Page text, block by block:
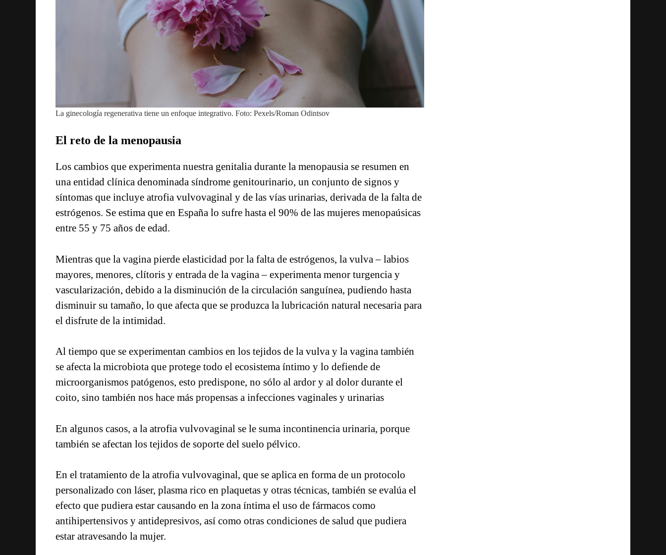
La ginecología regenerativa tiene un enfoque integrativo. Foto: Pexels/Roman Odintsov
El reto de la menopausia
Los cambios que experimenta nuestra genitalia durante la menopausia se resumen en
una entidad clínica denominada síndrome genitourinario, un conjunto de signos y
síntomas que incluye atrofia vulvovaginal y de las vías urinarias, derivada de la falta de
estrógenos. Se estima que en España lo sufre hasta el 90% de las mujeres menopaúsicas
entre 55 y 75 años de edad.
Mientras que la vagina pierde elasticidad por la falta de estrógenos, la vulva – labios
mayores, menores, clítoris y entrada de la vagina – experimenta menor turgencia y
vascularización, debido a la disminución de la circulación sanguínea, pudiendo hasta
disminuir su tamaño, lo que afecta que se produzca la lubricación natural necesaria para
el disfrute de la intimidad.
Al tiempo que se experimentan cambios en los tejidos de la vulva y la vagina también
se afecta la microbiota que protege todo el ecosistema íntimo y lo defiende de
microorganismos patógenos, esto predispone, no sólo al ardor y al dolor durante el
coito, sino también nos hace más propensas a infecciones vaginales y urinarias
En algunos casos, a la atrofia vulvovaginal se le suma incontinencia urinaria, porque
también se afectan los tejidos de soporte del suelo pélvico.
En el tratamiento de la atrofia vulvovaginal, que se aplica en forma de un protocolo
personalizado con láser, plasma rico en plaquetas y otras técnicas, también se evalúa el
efecto que pudiera estar causando en la zona íntima el uso de fármacos como
antihipertensivos y antidepresivos, así como otras condiciones de salud que pudiera
estar atravesando la mujer.